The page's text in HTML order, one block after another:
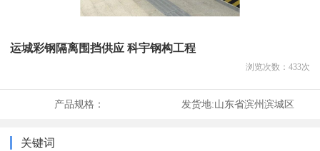
运城彩钢隔离围挡供应 科宇钢构工程
浏览次数： 433次
产品规格： 发货地:山东省滨州滨城区
关键词